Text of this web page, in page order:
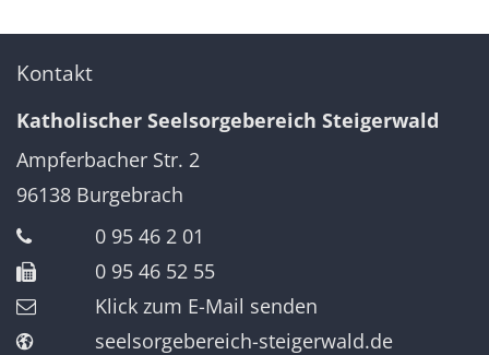
Kontakt
Katholischer Seelsorgebereich Steigerwald
Ampferbacher Str. 2
96138 Burgebrach
0 95 46 2 01
0 95 46 52 55
Klick zum E-Mail senden
seelsorgebereich-steigerwald.de